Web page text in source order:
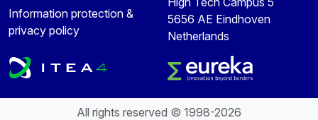
Information protection &
privacy policy
5656 AE Eindhoven
Netherlands
All rights reserved © 1998-2026